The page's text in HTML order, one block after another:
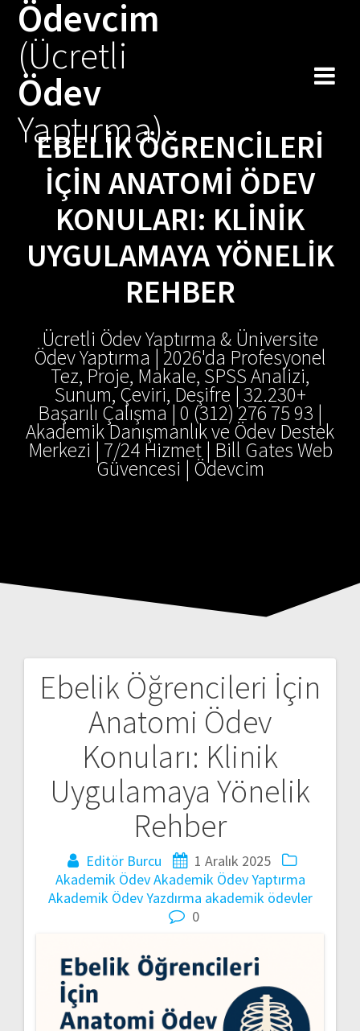
Ödevcim
(Ücretli
Ödev
Yaptırma)
EBELIK ÖĞRENCILERI
İÇIN ANATOMI ÖDEV
KONULARI: KLINIK
UYGULAMAYA YÖNELIK
REHBER
Ücretli Ödev Yaptırma & Üniversite
Ödev Yaptırma | 2026'da Profesyonel
Tez, Proje, Makale, SPSS Analizi,
Sunum, Çeviri, Deşifre | 32.230+
Başarılı Çalışma | 0 (312) 276 75 93 |
Akademik Danışmanlık ve Ödev Destek
Merkezi | 7/24 Hizmet | Bill Gates Web
Güvencesi | Ödevcim
Ebelik Öğrencileri İçin
Anatomi Ödev
Konuları: Klinik
Uygulamaya Yönelik
Rehber
Editör Burcu
1 Aralık 2025
Akademik ÖdevAkademik Ödev Yaptırma
Akademik Ödev Yazdırma akademik ödevler
0
Yazı
gezinmesi